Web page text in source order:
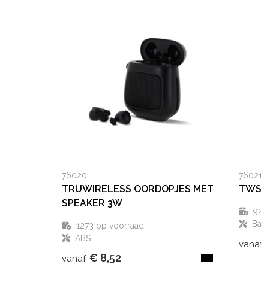
76020
TRUWIRELESS OORDOPJES MET
SPEAKER 3W
1273 op voorraad
ABS
vanaf € 8,52